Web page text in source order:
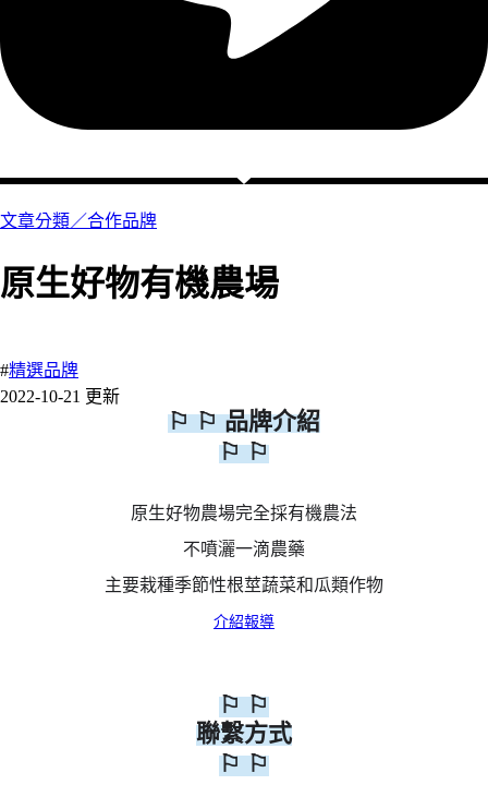
文章分類／合作品牌
原生好物有機農場
#精選品牌
2022-10-21 更新
⚐ ⚐品牌介紹
⚐ ⚐
原生好物農場完全採有機農法
不噴灑一滴農藥
主要栽種季節性根莖蔬菜和瓜類作物
介紹報導
⚐ ⚐
聯繫方式
⚐ ⚐